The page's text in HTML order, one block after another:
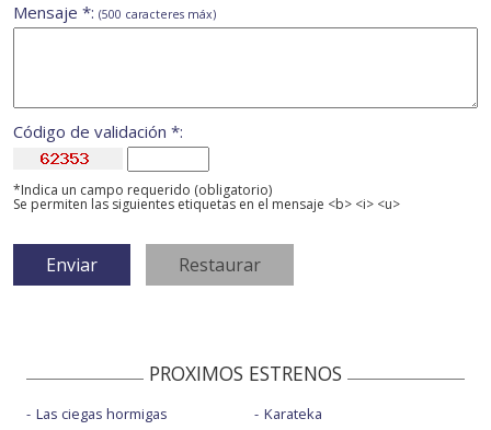
Mensaje *: (500 caracteres máx)
Código de validación *:
*Indica un campo requerido (obligatorio)
Se permiten las siguientes etiquetas en el mensaje <b> <i> <u>
PROXIMOS ESTRENOS
Las ciegas hormigas
Karateka